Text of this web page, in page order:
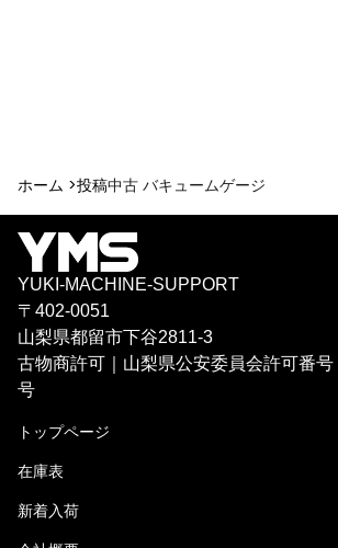
ホーム >投稿中古 バキュームゲージ
YUKI-MACHINE-SUPPORT
〒402-0051
山梨県都留市下谷2811-3
古物商許可｜山梨県公安委員会許可番
号
トップページ
在庫表
新着入荷